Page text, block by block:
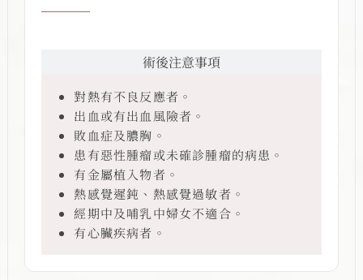
術後注意事項
對熱有不良反應者。
出血或有出血風險者。
敗血症及膿胸。
患有惡性腫瘤或未確診腫瘤的病患。
有金屬植入物者。
熱感覺遲鈍、熱感覺過敏者。
經期中及哺乳中婦女不適合。
有心臟疾病者。